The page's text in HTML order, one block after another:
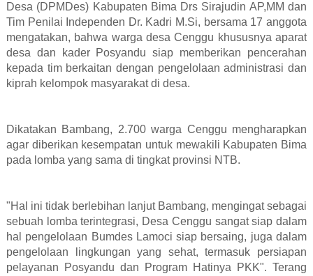
Desa (DPMDes) Kabupaten Bima Drs Sirajudin AP,MM dan
Tim Penilai Independen Dr. Kadri M.Si, bersama 17 anggota
mengatakan, bahwa warga desa Cenggu khususnya aparat
desa dan kader Posyandu siap memberikan pencerahan
kepada tim berkaitan dengan pengelolaan administrasi dan
kiprah kelompok masyarakat di desa.
Dikatakan Bambang, 2.700 warga Cenggu mengharapkan
agar diberikan kesempatan untuk mewakili Kabupaten Bima
pada lomba yang sama di tingkat provinsi NTB.
"Hal ini tidak berlebihan lanjut Bambang, mengingat sebagai
sebuah lomba terintegrasi, Desa Cenggu sangat siap dalam
hal pengelolaan Bumdes Lamoci siap bersaing, juga dalam
pengelolaan lingkungan yang sehat, termasuk persiapan
pelayanan Posyandu dan Program Hatinya PKK". Terang